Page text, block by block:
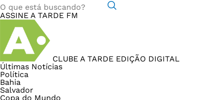
ASSINE A TARDE FM
CLUBE A TARDE EDIÇÃO DIGITAL
Últimas Notícias
Política
Bahia
Salvador
Copa do Mundo